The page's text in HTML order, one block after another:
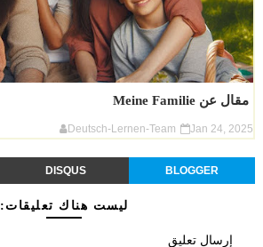
مقال عن Meine Familie
Deutsch-Lernen-Team Jan 24, 2025
BLOGGER
DISQUS
ليست هناك تعليقات:
إرسال تعليق